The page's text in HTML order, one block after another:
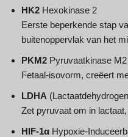
HK2 Hexokinase 2
Eerste beperkende stap
buitenoppervlak van het
PKM2 Pyruvaatkinase M2
Fetaal-isovorm, creëert
LDHA
Zet pyruvaat om in
HIF-1α Hypoxie-